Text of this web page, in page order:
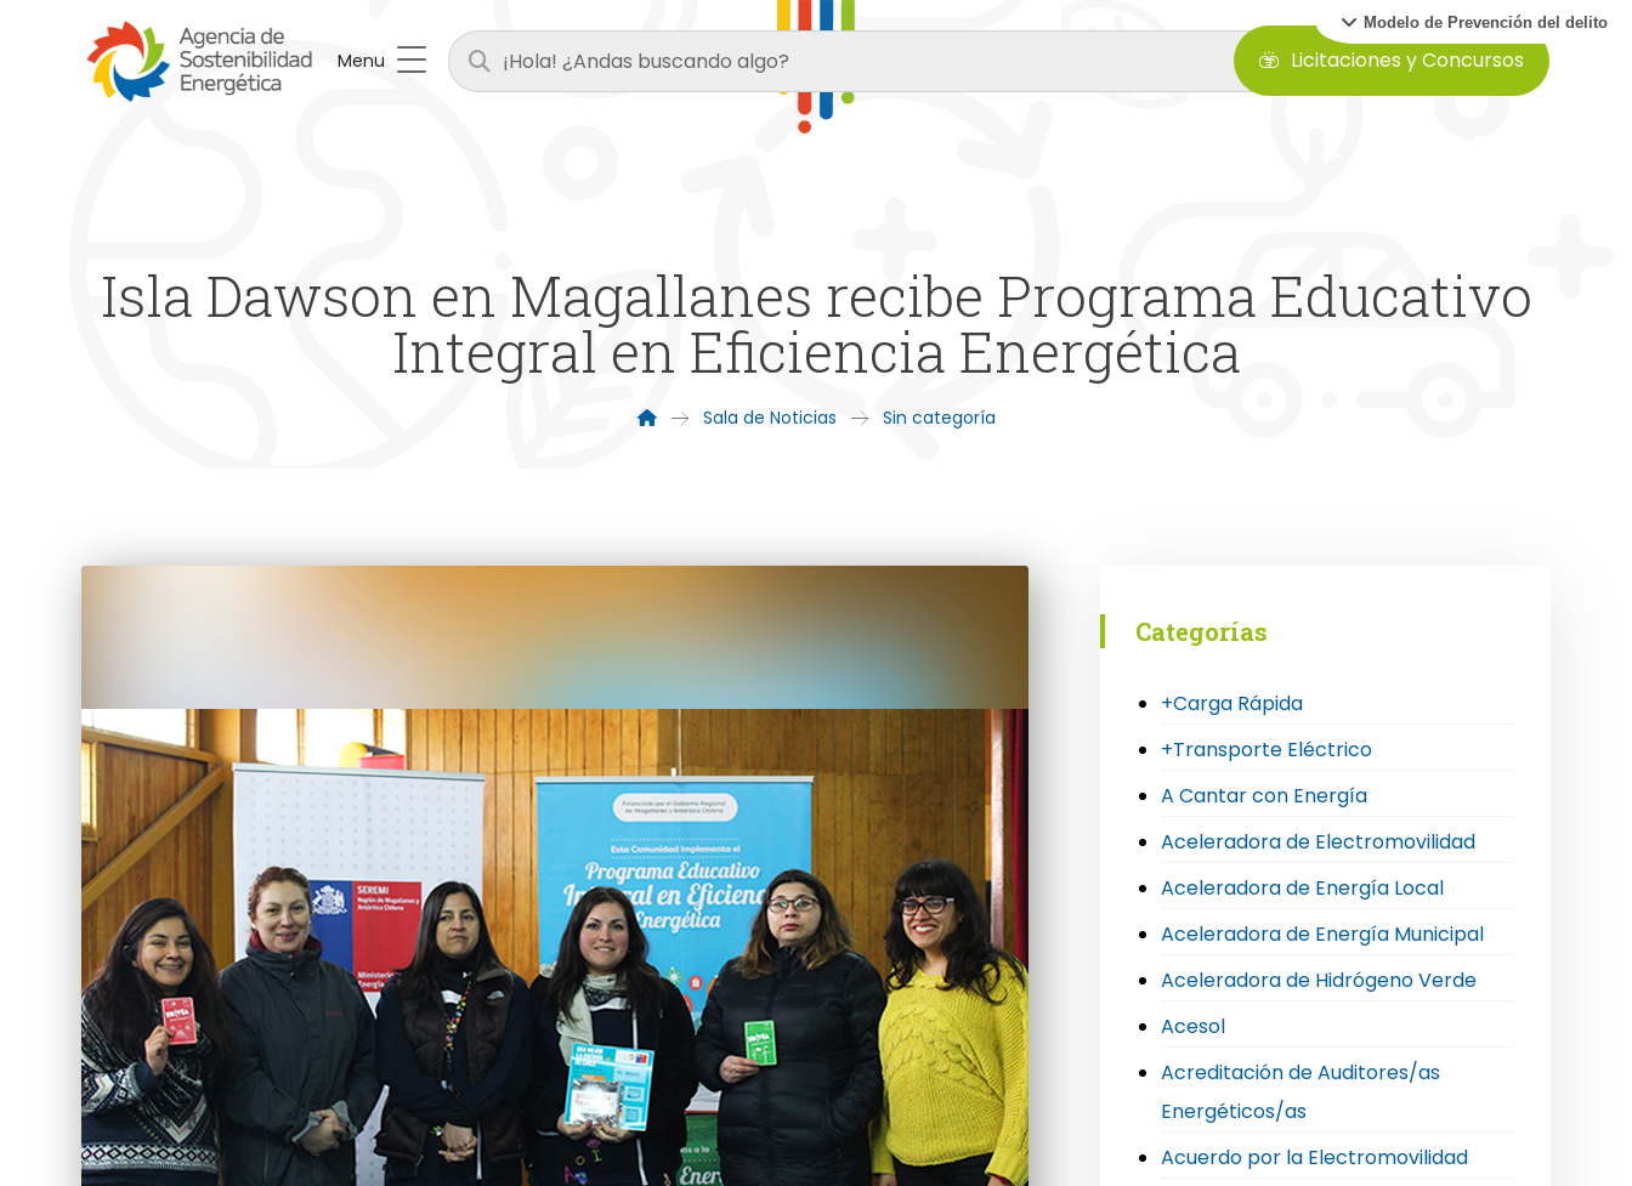
Modelo de Prevención del delito
Menu Licitaciones y Concursos
Isla Dawson en Magallanes recibe Programa Educativo
Integral en Eficiencia Energética
Sala de Noticias Sin categoría
Categorías
+Carga Rápida
+Transporte Eléctrico
A Cantar con Energía
Aceleradora de Electromovilidad
Aceleradora de Energía Local
Aceleradora de Energía Municipal
Aceleradora de Hidrógeno Verde
Acesol
Acreditación de Auditores/as
Energéticos/as
Acuerdo por la Electromovilidad